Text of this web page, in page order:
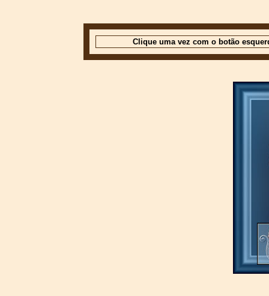
Clique uma vez com o botão